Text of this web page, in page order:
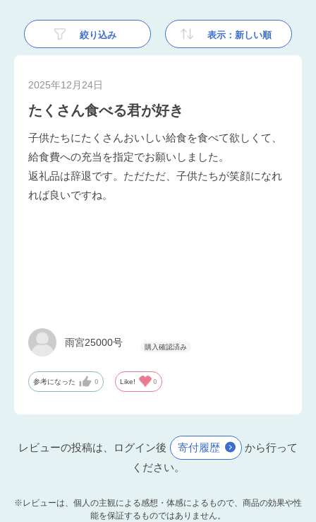
絞り込み 表示：新しい順
2025年12月24日
たくさん食べる君が好き
子供たちにたくさんおいしい給食を食べて欲しくて、
給食費への充当を指定でお願いしました。
返礼品は辞退です。ただただ、子供たちが笑顔になれ
れば良いですね。
雨宮25000号
参考になった 0 Like! 0
レビューの投稿は、ログイン後 寄付履歴
から行って
ください。
※レビューは、個人の主観による感想・体感によるもので、商品の効果や性
能を保証するものではありません。